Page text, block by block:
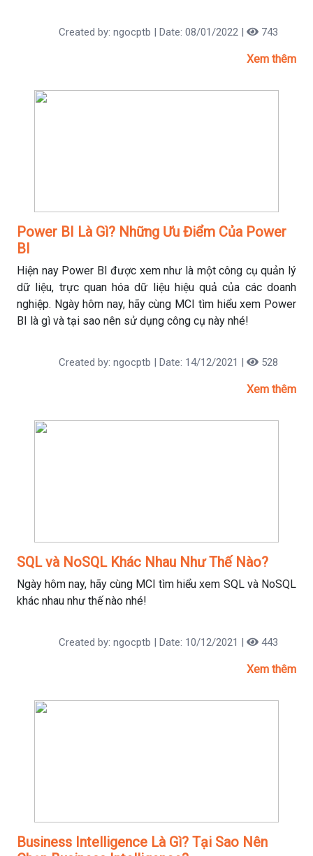
Created by: ngocptb | Date: 08/01/2022 | 743
Xem thêm
Power BI Là Gì? Những Ưu Điểm Của Power
BI
Hiện nay Power BI được xem như là một công cụ quản lý
dữ liệu, trực quan hóa dữ liệu hiệu quả của các doanh
nghiệp. Ngày hôm nay, hãy cùng MCI tìm hiểu xem Power
BI là gì và tại sao nên sử dụng công cụ này nhé!
Created by: ngocptb | Date: 14/12/2021 | 528
Xem thêm
SQL và NoSQL Khác Nhau Như Thế Nào?
Ngày hôm nay, hãy cùng MCI tìm hiểu xem SQL và NoSQL
khác nhau như thế nào nhé!
Created by: ngocptb | Date: 10/12/2021 | 443
Xem thêm
Business Intelligence Là Gì? Tại Sao Nên